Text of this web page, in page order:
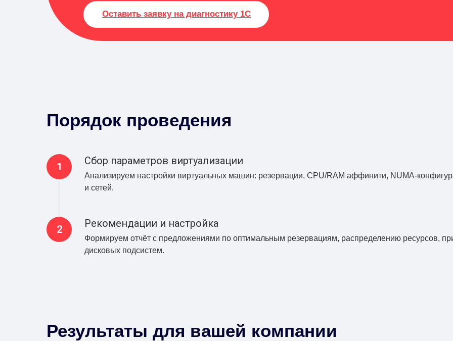
Оставить заявку на диагностику 1С
Порядок проведения
Сбор параметров виртуализации
Анализируем настройки виртуальных машин: резервации, CPU/RAM аффинити, NUMA-
и сетей.
Рекомендации и настройка
Формируем отчёт с предложениями по оптимальным резервациям, распределению ресурсов,
дисковых подсистем.
Результаты для вашей компании